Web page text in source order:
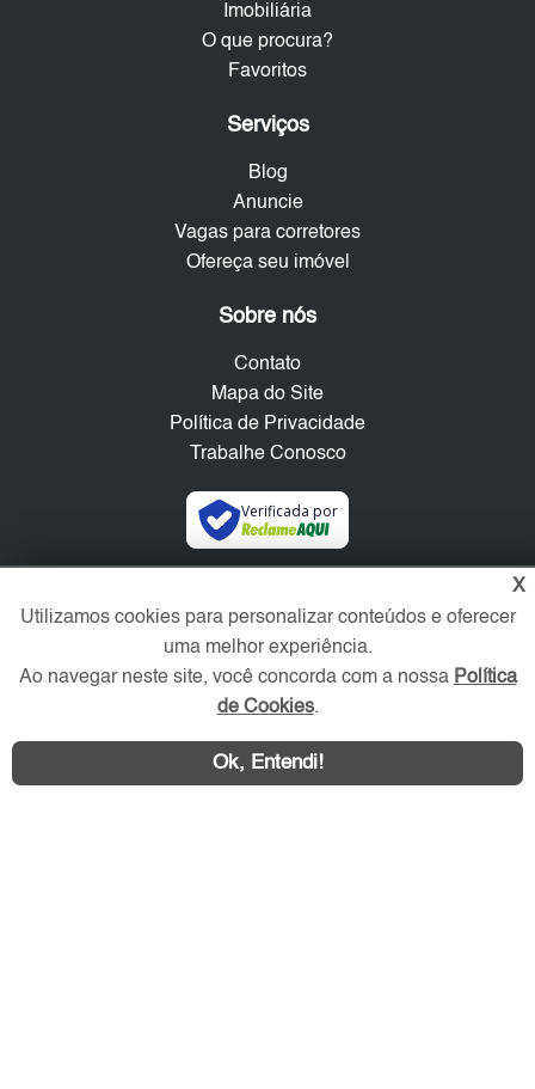
Imobiliária
O que procura?
Favoritos
Serviços
Blog
Anuncie
Vagas para corretores
Ofereça seu imóvel
Sobre nós
Contato
Mapa do Site
Política de Privacidade
Trabalhe Conosco
Verificada por
X
Utilizamos cookies para personalizar conteúdos e oferecer
uma melhor experiência.
Ao navegar neste site, você concorda com a nossa Política
de Cookies.
Ok, Entendi!